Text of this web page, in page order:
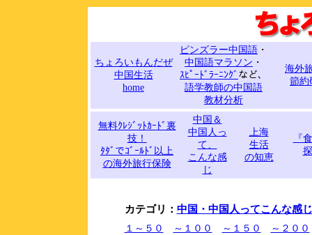
ちょろいもんだぜ
中国生活
home
ピンズラー中国語 ・
中国語マラソン ・
ｽﾋﾟｰﾄﾞﾗｰﾆﾝｸﾞ など、
語学教師の中国語
教材分析
海外
節約
無料ｸﾚｼﾞｯﾄｶｰﾄﾞ裏
技！
ﾀﾀﾞでｺﾞｰﾙﾄﾞ以上
の海外旅行保険
中国＆
中国人っ
て、
こんな感
じ
上海
生活
の知恵
『
カテゴリ： 中国・中国人ってこんな感じ
１～５０ ～１００ ～１５０ ～２００